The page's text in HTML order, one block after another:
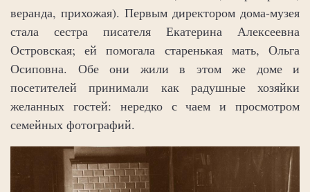
веранда, прихожая). Первым директором дома-музея
стала сестра писателя Екатерина Алексеевна
Островская; ей помогала старенькая мать, Ольга
Осиповна. Обе они жили в этом же доме и
посетителей принимали как радушные хозяйки
желанных гостей: нередко с чаем и просмотром
семейных фотографий.